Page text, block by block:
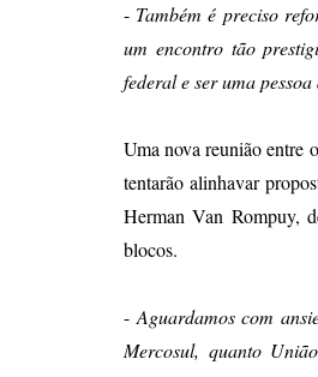
- Também é preciso
um encontro tão
federal e ser uma
Uma nova reunião entre
tentarão alinhavar
Herman Van Rompuy,
blocos.
- Aguardamos com
Mercosul, quanto